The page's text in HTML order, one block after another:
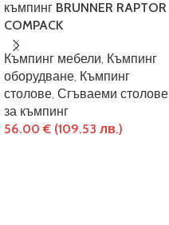
къмпинг BRUNNER RAPTOR
COMPACK
Къмпинг мебели, Къмпинг
оборудване, Къмпинг
столове, Сгъваеми столове
за къмпинг
56.00€ (109.53 лв.)